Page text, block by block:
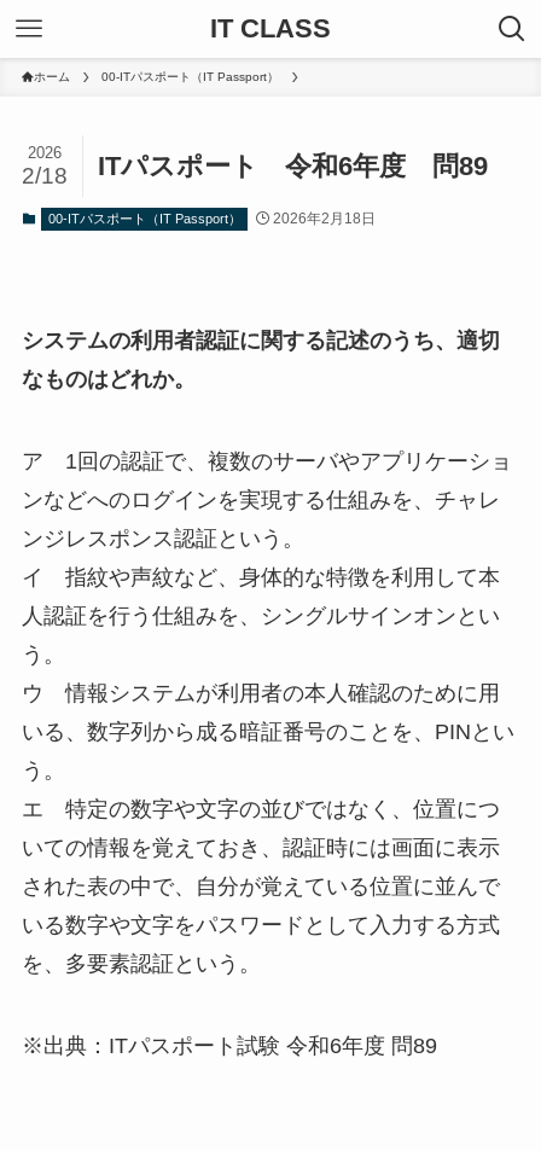
IT CLASS
ホーム 00-ITパスポート（IT Passport）
ITパスポート 令和6年度 問89
2026
2/18
00-ITパスポート（IT Passport） 2026年2月18日
システムの利用者認証に関する記述のうち、適切
なものはどれか。
ア 1回の認証で、複数のサーバやアプリケーショ
ンなどへのログインを実現する仕組みを、チャレ
ンジレスポンス認証という。
イ 指紋や声紋など、身体的な特徴を利用して本
人認証を行う仕組みを、シングルサインオンとい
う。
ウ 情報システムが利用者の本人確認のために用
いる、数字列から成る暗証番号のことを、PINとい
う。
エ 特定の数字や文字の並びではなく、位置につ
いての情報を覚えておき、認証時には画面に表示
された表の中で、自分が覚えている位置に並んで
いる数字や文字をパスワードとして入力する方式
を、多要素認証という。
※出典：ITパスポート試験 令和6年度 問89